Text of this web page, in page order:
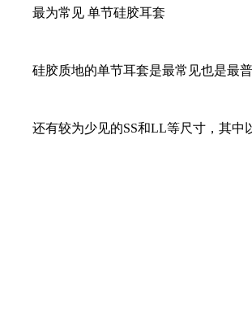
最为常见 单节硅胶耳套
硅胶质地的单节耳套是最常见也是最普
还有较为少见的SS和LL等尺寸，其中以